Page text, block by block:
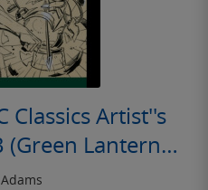
Classics Artist''s
(Green Lantern